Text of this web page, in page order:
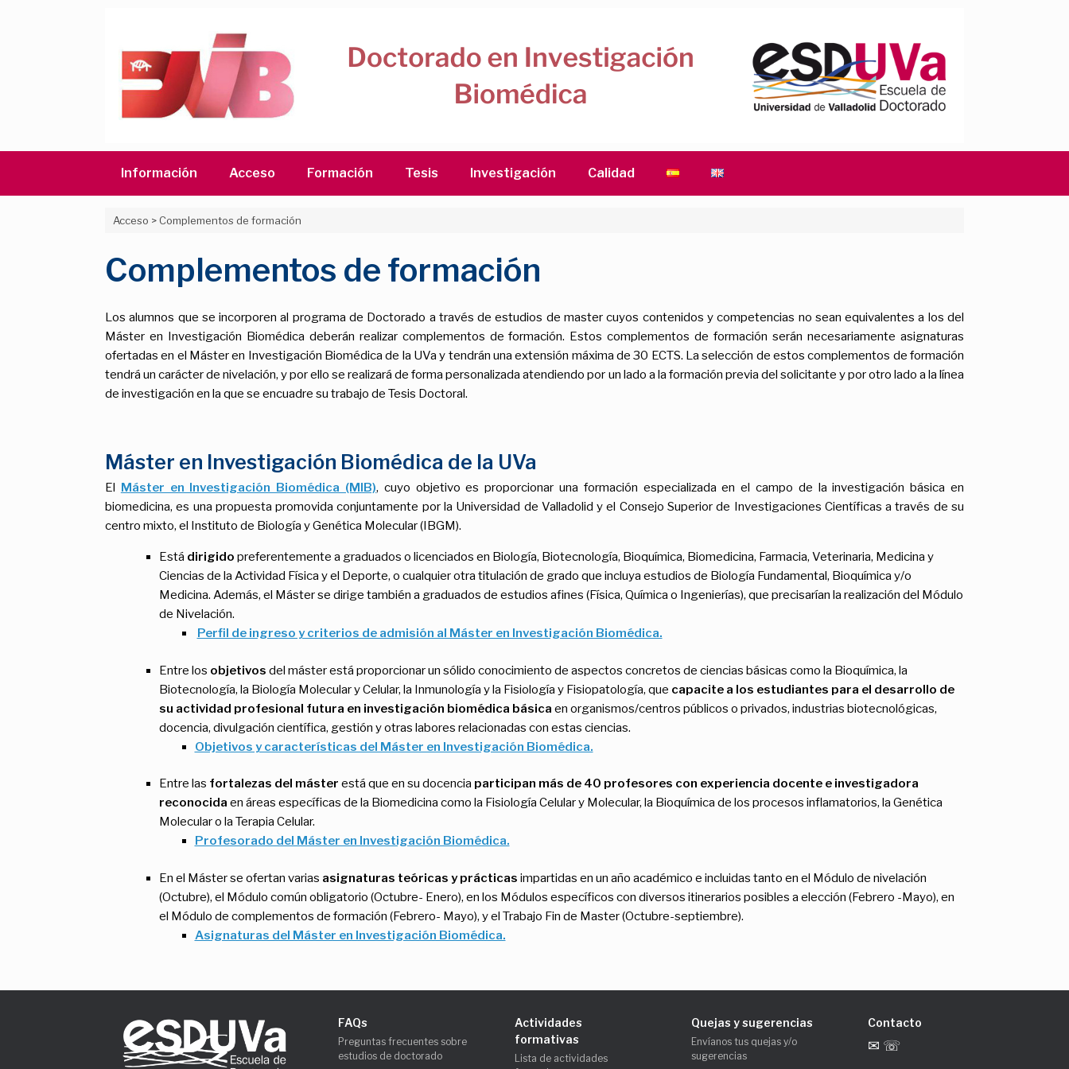
Información Acceso Formación Tesis Investigación Calidad
Acceso > Complementos de formación
Complementos de formación
Los alumnos que se incorporen al programa de Doctorado a través de estudios de master cuyos contenidos y competencias no sean equivalentes a los del
Máster en Investigación Biomédica deberán realizar complementos de formación. Estos complementos de formación serán necesariamente asignaturas
ofertadas en el Máster en Investigación Biomédica de la UVa y tendrán una extensión máxima de 30 ECTS. La selección de estos complementos de formación
tendrá un carácter de nivelación, y por ello se realizará de forma personalizada atendiendo por un lado a la formación previa del solicitante y por otro lado a la línea
de investigación en la que se encuadre su trabajo de Tesis Doctoral.
Máster en Investigación Biomédica de la UVa
El Máster en Investigación Biomédica (MIB), cuyo objetivo es proporcionar una formación especializada en el campo de la investigación básica en
biomedicina, es una propuesta promovida conjuntamente por la Universidad de Valladolid y el Consejo Superior de Investigaciones Científicas a través de su
centro mixto, el Instituto de Biología y Genética Molecular (IBGM).
Está dirigido preferentemente a graduados o licenciados en Biología, Biotecnología, Bioquímica, Biomedicina, Farmacia, Veterinaria, Medicina y
Ciencias de la Actividad Física y el Deporte, o cualquier otra titulación de grado que incluya estudios de Biología Fundamental, Bioquímica y/o
Medicina. Además, el Máster se dirige también a graduados de estudios afines (Física, Química o Ingenierías), que precisarían la realización del Módulo
de Nivelación.
Perfil de ingreso y criterios de admisión al Máster en Investigación Biomédica.
Entre los objetivos del máster está proporcionar un sólido conocimiento de aspectos concretos de ciencias básicas como la Bioquímica, la
Biotecnología, la Biología Molecular y Celular, la Inmunología y la Fisiología y Fisiopatología, que capacite a los estudiantes para el desarrollo de
su actividad profesional futura en investigación biomédica básica en organismos/centros públicos o privados, industrias biotecnológicas,
docencia, divulgación científica, gestión y otras labores relacionadas con estas ciencias.
Objetivos y características del Máster en Investigación Biomédica.
Entre las fortalezas del máster está que en su docencia participan más de 40 profesores con experiencia docente e investigadora
reconocida en áreas específicas de la Biomedicina como la Fisiología Celular y Molecular, la Bioquímica de los procesos inflamatorios, la Genética
Molecular o la Terapia Celular.
Profesorado del Máster en Investigación Biomédica.
En el Máster se ofertan varias asignaturas teóricas y prácticas impartidas en un año académico e incluidas tanto en el Módulo de nivelación
(Octubre), el Módulo común obligatorio (Octubre- Enero), en los Módulos específicos con diversos itinerarios posibles a elección (Febrero -Mayo), en
el Módulo de complementos de formación (Febrero- Mayo), y el Trabajo Fin de Master (Octubre-septiembre).
Asignaturas del Máster en Investigación Biomédica.
FAQs
Preguntas frecuentes sobre
estudios de doctorado
Actividades
formativas
Lista de actividades
Quejas y sugerencias
Envíanos tus quejas y/o
sugerencias
Contacto
✉ ☏